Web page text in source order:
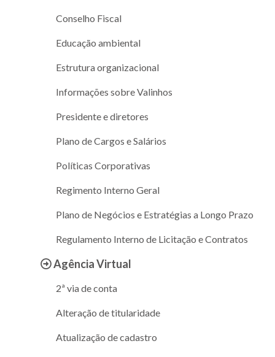
Conselho Fiscal
Educação ambiental
Estrutura organizacional
Informações sobre Valinhos
Presidente e diretores
Plano de Cargos e Salários
Políticas Corporativas
Regimento Interno Geral
Plano de Negócios e Estratégias a Longo Prazo
Regulamento Interno de Licitação e Contratos
Agência Virtual
2ª via de conta
Alteração de titularidade
Atualização de cadastro